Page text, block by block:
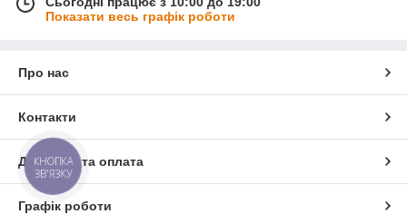
Показати весь графік роботи
Про нас
Контакти
Доставка та оплата
Графік роботи
КНОПКА
ЗВ'ЯЗКУ